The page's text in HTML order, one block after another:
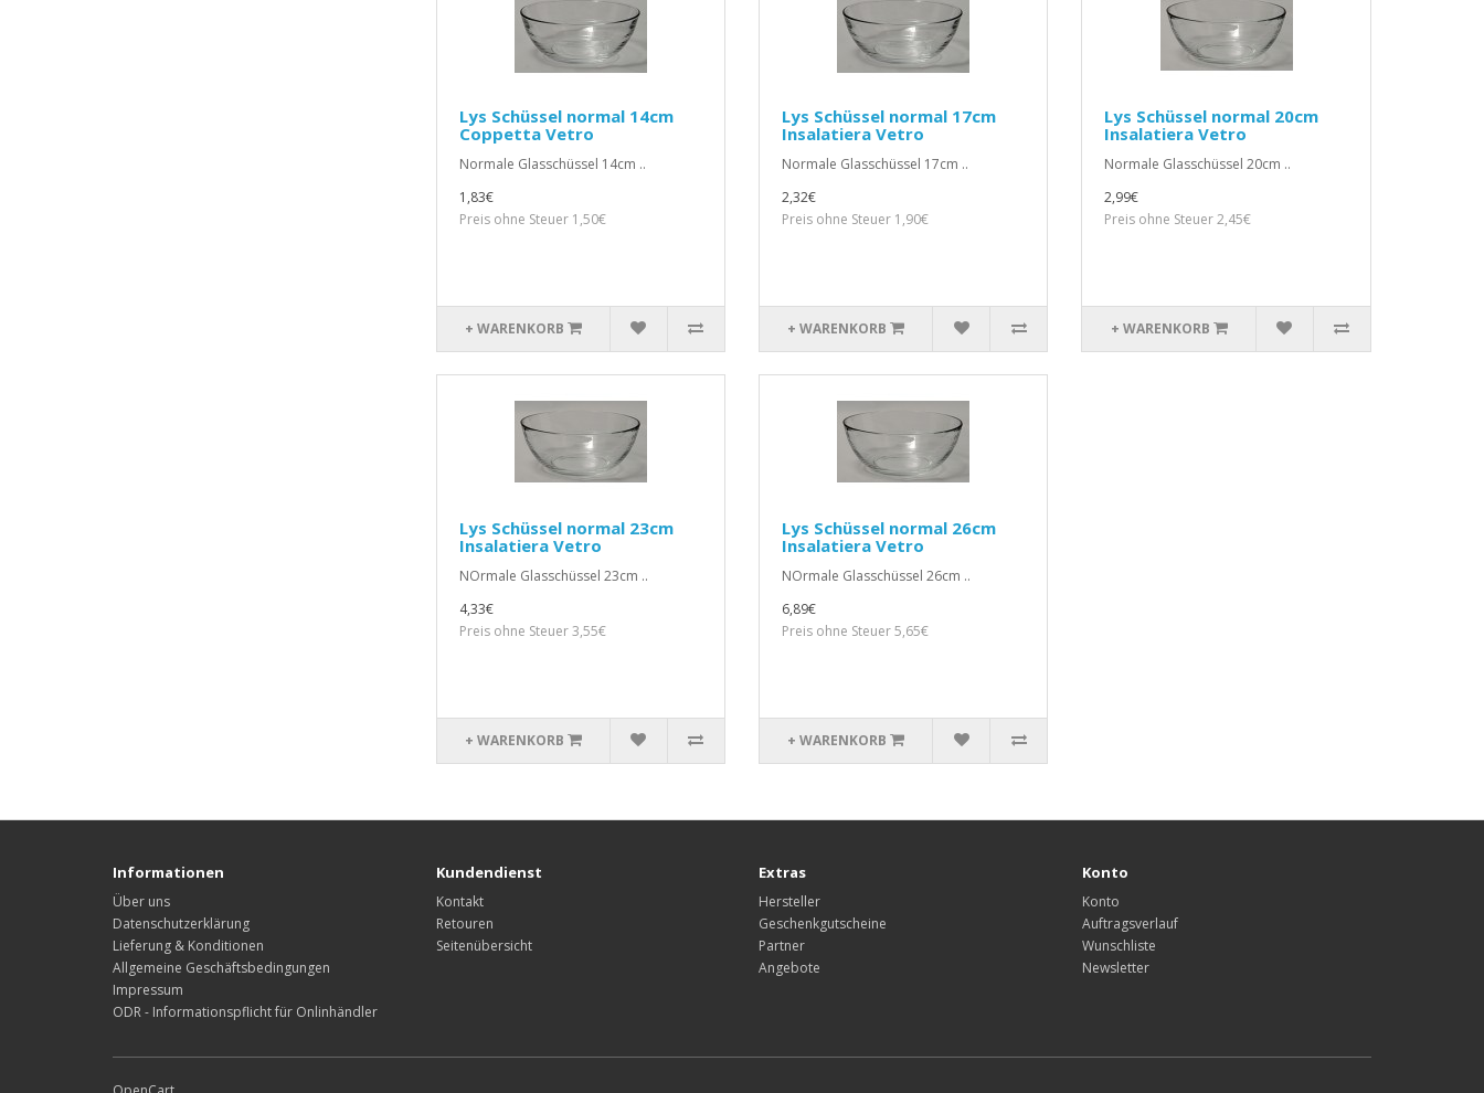
Lys Schüssel normal 14cm
Coppetta Vetro
Normale Glasschüssel 14cm ..
1,83€
Preis ohne Steuer 1,50€
+ WARENKORB
Lys Schüssel normal 17cm
Insalatiera Vetro
Normale Glasschüssel 17cm ..
2,32€
Preis ohne Steuer 1,90€
+ WARENKORB
Lys Schüssel normal 20cm
Insalatiera Vetro
Normale Glasschüssel 20cm ..
2,99€
Preis ohne Steuer 2,45€
+ WARENKORB
Lys Schüssel normal 23cm
Insalatiera Vetro
NOrmale Glasschüssel 23cm ..
4,33€
Preis ohne Steuer 3,55€
+ WARENKORB
Lys Schüssel normal 26cm
Insalatiera Vetro
NOrmale Glasschüssel 26cm ..
6,89€
Preis ohne Steuer 5,65€
+ WARENKORB
Informationen
Über uns
Datenschutzerklärung
Lieferung & Konditionen
Allgemeine Geschäftsbedingungen
Impressum
ODR - Informationspflicht für Onlinhändler
Kundendienst
Kontakt
Retouren
Seitenübersicht
Extras
Hersteller
Geschenkgutscheine
Partner
Angebote
Konto
Konto
Auftragsverlauf
Wunschliste
Newsletter